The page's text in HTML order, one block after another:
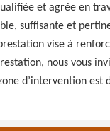
et agrée en
suffisante et
vise à
nous vous
d’intervention est